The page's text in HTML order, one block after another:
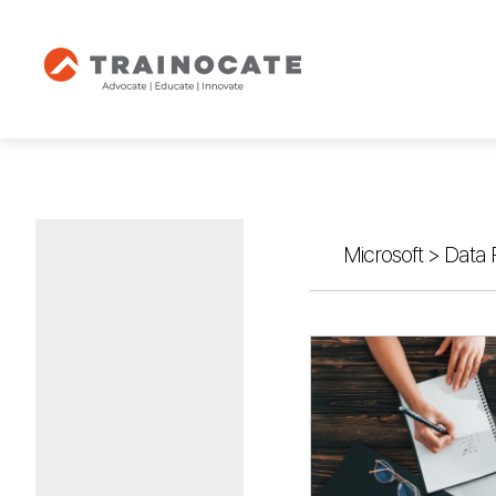
Microsoft> Data